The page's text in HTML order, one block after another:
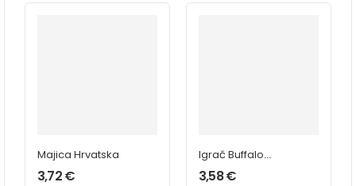
Majica Hrvatska
3,72€
Igrač Buffalo
16mm
3,58€